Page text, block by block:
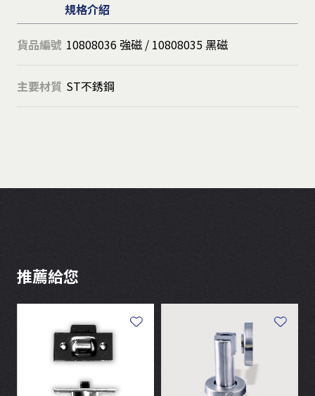
規格介紹
貨品編號 10808036 強磁 / 10808035 黑磁
主要材質 ST不銹鋼
推薦給您